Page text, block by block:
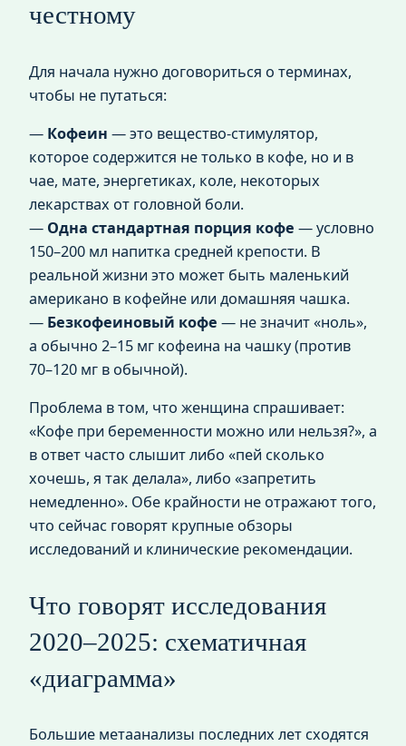
честному
Для начала нужно договориться о терминах,
чтобы не путаться:
— Кофеин — это вещество‑стимулятор,
которое содержится не только в кофе, но и в
чае, мате, энергетиках, коле, некоторых
лекарствах от головной боли.
— Одна стандартная порция кофе — условно
150–200 мл напитка средней крепости. В
реальной жизни это может быть маленький
американо в кофейне или домашняя чашка.
— Безкофеиновый кофе — не значит «ноль»,
а обычно 2–15 мг кофеина на чашку (против
70–120 мг в обычной).
Проблема в том, что женщина спрашивает:
«Кофе при беременности можно или нельзя?», а
в ответ часто слышит либо «пей сколько
хочешь, я так делала», либо «запретить
немедленно». Обе крайности не отражают того,
что сейчас говорят крупные обзоры
исследований и клинические рекомендации.
Что говорят исследования
2020–2025: схематичная
«диаграмма»
Большие метаанализы последних лет сходятся